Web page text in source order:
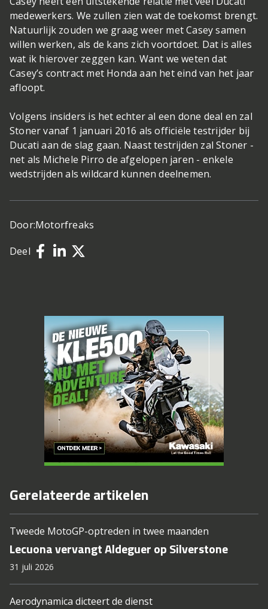
medewerkers. We zullen zien wat de toekomst brengt.
Natuurlijk zouden we graag weer met Casey samen
willen werken, als de kans zich voortdoet. Dat is alles
wat ik hierover zeggen kan. Want we weten dat
Casey’s contract met Honda aan het eind van het jaar
afloopt.
Volgens insiders is het echter al een done deal en zal
Stoner vanaf 1 januari 2016 als officiële testrijder bij
Ducati aan de slag gaan. Naast testrijden zal Stoner -
net als Michele Pirro de afgelopen jaren - enkele
wedstrijden als wildcard kunnen deelnemen.
Door:Motorfreaks
Deel
Gerelateerde artikelen
Tweede MotoGP-optreden in twee maanden
Lecuona vervangt Aldeguer op Silverstone
31 juli 2026
Aerodynamica dicteert de dienst